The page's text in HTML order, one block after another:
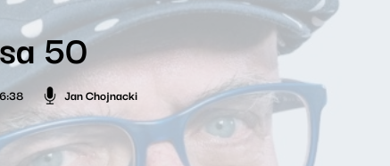
50
Jan Chojnacki